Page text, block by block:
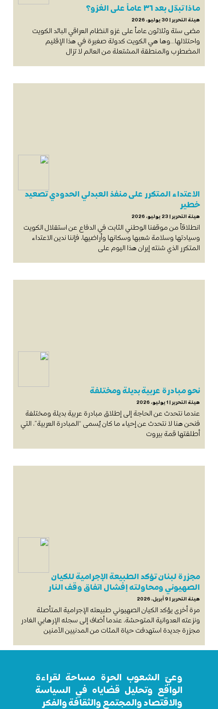
ماذا تبدّل بعد ٣٦ عاماً على الغزو؟
هيئة التحرير 30 يوليو، 2026
مضى ستة وثلاثون عاماً على غزو النظام العراقي البائد الكويت
واحتلالها…وها هي الكويت كدولة صغيرة في هذا الإقليم
المضطرب والمنطقة المشتعلة من العالم لا تزال
الاعتداء المتكرر على منفذ العبدلي الحدودي تصعيد
خطير
هيئة التحرير 23 يوليو، 2026
انطلاقاً من موقفنا الوطني الثابت في الدفاع عن استقلال الكويت
وسيادتها وسلامة شعبها وسكانها وأراضيها، فإننا ندين الاعتداء
المتكرر الذي شنته إيران هذا اليوم على
نحو مبادرة عربية بديلة ومختلفة
هيئة التحرير 1 يوليو، 2026
عندما نتحدث عن الحاجة إلى إطلاق مبادرة عربية بديلة ومختلفة
فنحن هنا لا نتحدث عن إحياء ما كان يُسمى “المبادرة العربية”، التي
أطلقتها قمة بيروت
مجزرة لبنان تؤكد الطبيعة الإجرامية للكيان
الصهيوني ومحاولته إفشال اتفاق وقف النار
هيئة التحرير 9 أبريل، 2026
مرة أخرى يؤكد الكيان الصهيوني طبيعته الإجرامية المتأصلة
ونزعته العدوانية المتوحشة، عندما أضاف إلى سجله الإرهابي الغادر
مجزرة جديدة استهدفت حياة المئات من المدنيين الآمنين
وعيّ الشعوب الحرة مساحة لقراءة
الواقع وتحليل قضاياه في السياسة
والاقتصاد والمجتمع والثقافة والفكر